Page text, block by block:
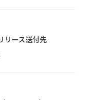
リース送付先